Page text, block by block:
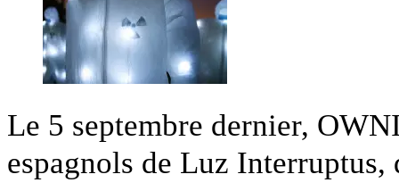
Le 5 septembre dernier,
espagnols de Luz